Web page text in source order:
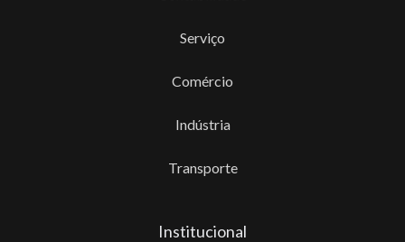
Serviço
Comércio
Indústria
Transporte
Institucional